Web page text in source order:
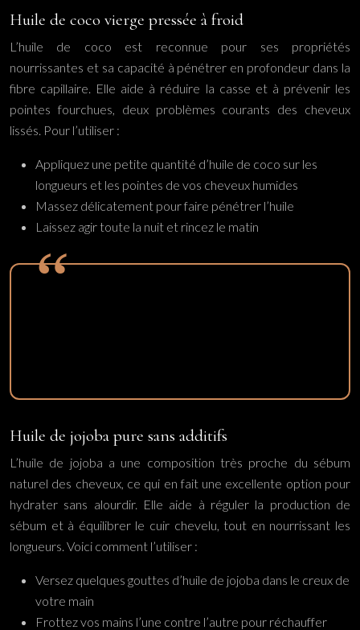
Huile de coco vierge pressée à froid
L’huile de coco est reconnue pour ses propriétés
nourrissantes et sa capacité à pénétrer en profondeur dans la
fibre capillaire. Elle aide à réduire la casse et à prévenir les
pointes fourchues, deux problèmes courants des cheveux
lissés. Pour l’utiliser :
Appliquez une petite quantité d’huile de coco sur les
longueurs et les pointes de vos cheveux humides
Massez délicatement pour faire pénétrer l’huile
Laissez agir toute la nuit et rincez le matin
Huile de jojoba pure sans additifs
L’huile de jojoba a une composition très proche du sébum
naturel des cheveux, ce qui en fait une excellente option pour
hydrater sans alourdir. Elle aide à réguler la production de
sébum et à équilibrer le cuir chevelu, tout en nourrissant les
longueurs. Voici comment l’utiliser :
Versez quelques gouttes d’huile de jojoba dans le creux de
votre main
Frottez vos mains l’une contre l’autre pour réchauffer